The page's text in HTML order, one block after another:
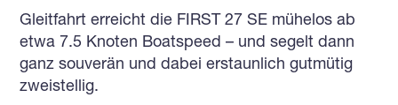
Gleitfahrt erreicht die FIRST 27 SE mühelos ab
etwa 7.5 Knoten Boatspeed – und segelt dann
ganz souverän und dabei erstaunlich gutmütig
zweistellig.